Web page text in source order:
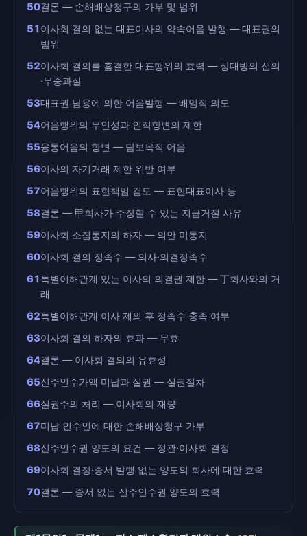
50결론 — 손해배상청구의 가부 및 범위
51이사회 결의 없는 대표이사의 약속어음 발행 — 대표권의
범위
52이사회 결의를 흠결한 대표행위의 효력 — 상대방의 선의
·무중과실
53대표권 남용에 의한 어음발행 — 배임적 의도
54어음행위의 무인성과 인적항변의 제한
55융통어음의 항변 — 담보목적 어음
56이사의 자기거래 제한 위반 여부
57어음행위의 표현책임 검토 — 표현대표이사 등
58결론 — 甲회사가 주장할 수 있는 지급거절 사유
59이사회 소집통지의 하자 — 의안 미통지
60이사회 결의 정족수 — 의사·의결정족수
61특별이해관계 있는 이사의 의결권 제한 — 丁회사와의 거
래
62특별이해관계 이사 제외 후 정족수 충족 여부
63이사회 결의 하자의 효과 — 무효
64결론 — 이사회 결의의 유효성
65신주인수가액 미납과 실권 — 실권절차
66실권주의 처리 — 이사회의 재량
67미납 인수인에 대한 손해배상청구 가부
68신주인수권 양도의 요건 — 정관·이사회 결정
69이사회 결정·증서 발행 없는 양도의 회사에 대한 효력
70결론 — 증서 없는 신주인수권 양도의 효력